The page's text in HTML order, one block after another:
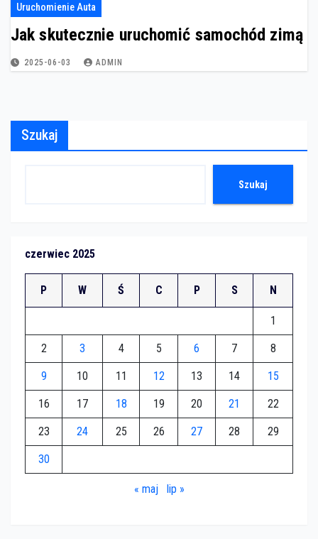
Uruchomienie Auta
Jak skutecznie uruchomić samochód zimą
2025-06-03 ADMIN
Szukaj
Szukaj
czerwiec 2025
P W Ś C P S N
1
2 3 4 5 6 7 8
9 10 11 12 13 14 15
16 17 18 19 20 21 22
23 24 25 26 27 28 29
30
« maj lip »